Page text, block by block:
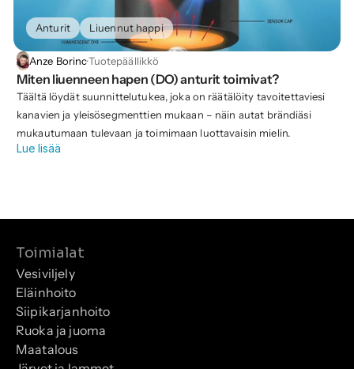
Anturit Liuennut happi
Anze Borinc·Tuotepäällikkö
Miten liuenneen hapen (DO) anturit toimivat?
Täältä löydät suunnittelutukea, joka on räätälöity tavoitettaviesi
kanavien ja yleisösegmenttien mukaan – näin autat brändiäsi
mukautumaan tulevaan ja toimimaan luottavaisin mielin.
Lue lisää
Toimialat
Vesiviljely
Eläinhoito
Siipikarjanhoito
Ruoka ja juoma
Maatalous